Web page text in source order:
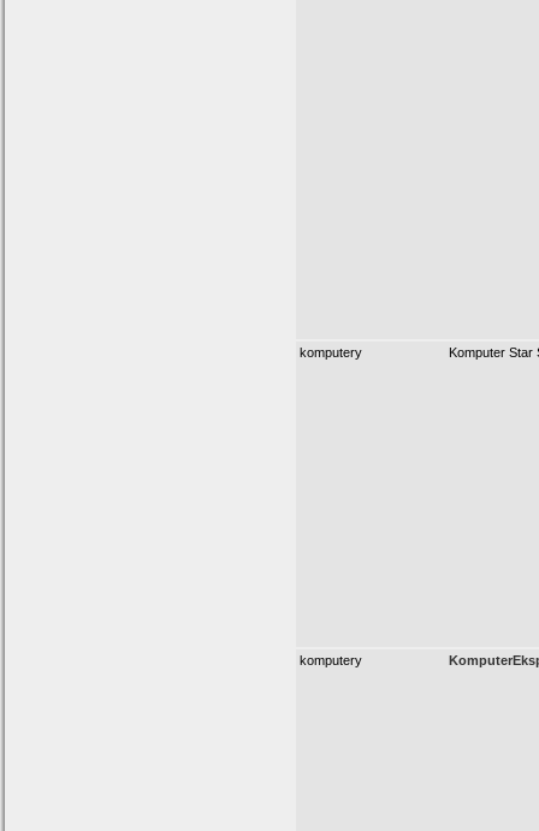
komputery Komputer Star
komputery